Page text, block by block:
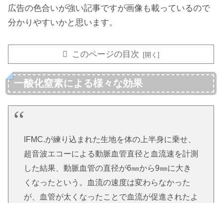
広告の色合いが強い記事ですが画像も載っているので
分かりやすいかと思います。
このページの目次
一酸化窒素による様々な効果
IFMC.が練り込まれた生地を体の上半身に乗せ、
超音波エコーによる動脈血管直径と血流速を計測
した結果、動脈血管の直径が6㎜から9㎜に大き
くなったという。血流の速度は変わらなかった
が、血管が太くなったことで血流が促進されたよ